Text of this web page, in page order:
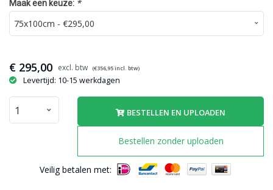
Maak een keuze: *
€ 295,00 (€356,95incl. btw)
Levertijd: 10-15 werkdagen
BESTELLEN EN UPLOADEN
Bestellen zonder uploaden
Veilig betalen met: